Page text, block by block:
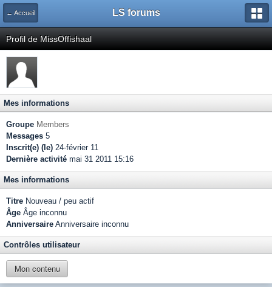
← Accueil LS forums
Profil de MissOffishaal
Mes informations
Groupe Members
Messages 5
Inscrit(e) (le) 24-février 11
Dernière activité mai 31 2011 15:16
Mes informations
Titre Nouveau / peu actif
Âge Âge inconnu
Anniversaire Anniversaire inconnu
Contrôles utilisateur
Mon contenu